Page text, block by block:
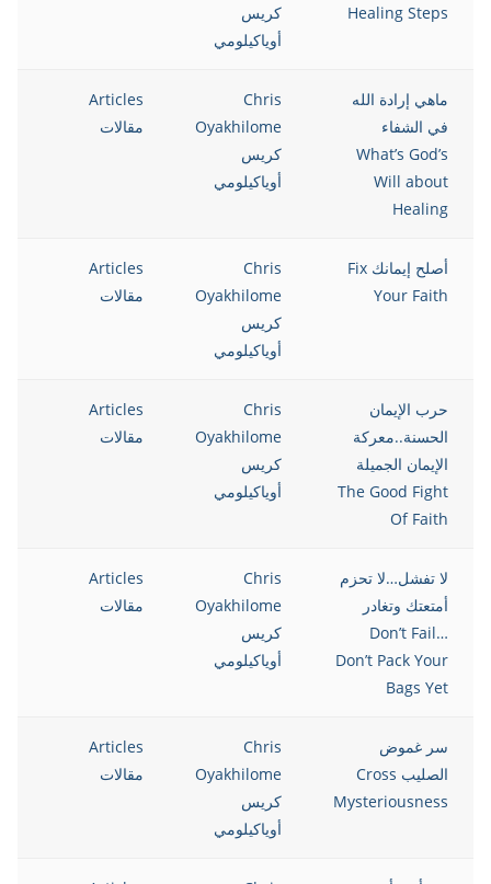
Healing Steps
كريس
أوياكيلومي
ماهي إرادة الله
في الشفاء
What’s God’s
Will about
Healing
Chris
Oyakhilome
كريس
أوياكيلومي
Articles
مقالات
أصلح إيمانك Fix
Your Faith
Chris
Oyakhilome
كريس
أوياكيلومي
Articles
مقالات
حرب الإيمان
الحسنة..معركة
الإيمان الجميلة
The Good Fight
Of Faith
Chris
Oyakhilome
كريس
أوياكيلومي
Articles
مقالات
لا تفشل…لا تحزم
أمتعتك وتغادر
Don’t Fail…
Don’t Pack Your
Bags Yet
Chris
Oyakhilome
كريس
أوياكيلومي
Articles
مقالات
سر غموض
الصليب Cross
Mysteriousness
Chris
Oyakhilome
كريس
أوياكيلومي
Articles
مقالات